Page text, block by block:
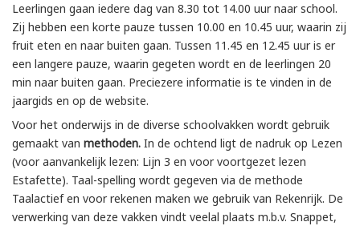
Leerlingen gaan iedere dag van 8.30 tot 14.00 uur naar school.
Zij hebben een korte pauze tussen 10.00 en 10.45 uur, waarin zij
fruit eten en naar buiten gaan. Tussen 11.45 en 12.45 uur is er
een langere pauze, waarin gegeten wordt en de leerlingen 20
min naar buiten gaan. Preciezere informatie is te vinden in de
jaargids en op de website.
Voor het onderwijs in de diverse schoolvakken wordt gebruik
gemaakt van methoden. In de ochtend ligt de nadruk op Lezen
(voor aanvankelijk lezen: Lijn 3 en voor voortgezet lezen
Estafette). Taal-spelling wordt gegeven via de methode
Taalactief en voor rekenen maken we gebruik van Rekenrijk. De
verwerking van deze vakken vindt veelal plaats m.b.v. Snappet,